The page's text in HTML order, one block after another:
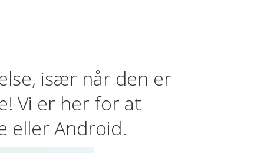
især når den er
Vi er her for at
eller Android.